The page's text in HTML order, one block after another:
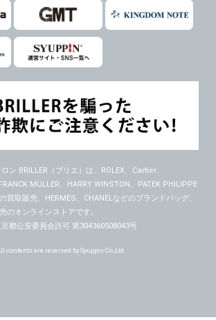
ン BRILLER（ブリエ） は、ROLEX、Cartier、
MULLER、HARRY WINSTON、PATEK PHILIPPE
買取販売、HERMES、CHANELなどのブランドバッグ、
のオンラインストアです。
都公安委員会許可 第304360508043号
contents are reserved by Syuppin Co.,Ltd.